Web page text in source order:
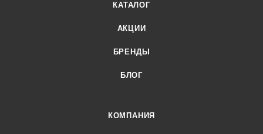
КАТАЛОГ
АКЦИИ
БРЕНДЫ
БЛОГ
КОМПАНИЯ